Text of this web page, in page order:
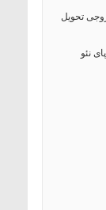
تحویل
نئو